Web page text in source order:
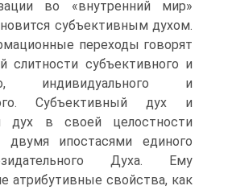
во «внутренний мир»
субъективным духом.
переходы говорят
слитности субъективного и
индивидуального и
Субъективный дух и
дух в своей целостности
двумя ипостасями единого
Духа. Ему
атрибутивные свойства, как